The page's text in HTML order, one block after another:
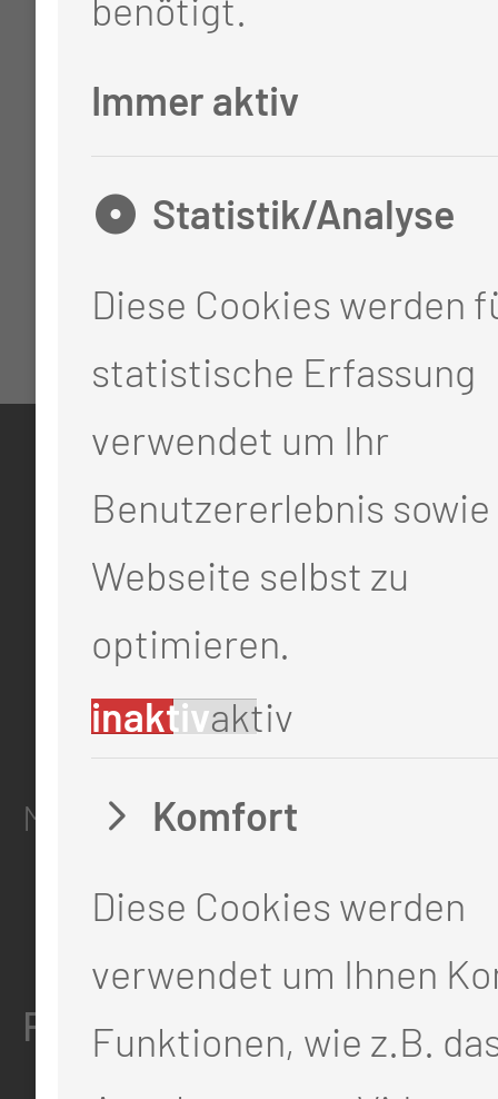
info@mul-ct.de
mul-ct.de
ADRESSE
Medizinische Universität
RECHTLICHES
Immer aktiv
Statistik/Analyse
Diese Cookies werden
statistische Erfassung
verwendet um Ihr
Benutzererlebnis
Webseite selbst zu
optimieren.
inaktivaktiv
Komfort
Diese Cookies werden
verwendet um Ihnen
Funktionen, wie z.B.